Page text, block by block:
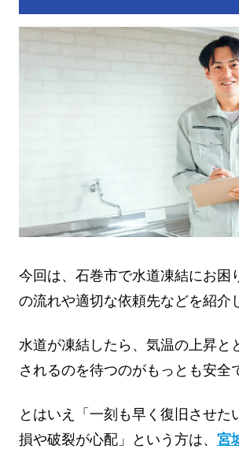
今回は、石巻市で水道凍結にお困
の流れや適切な依頼先などを紹介
水道が凍結したら、気温の上昇と
されるのを待つのがもっとも安全
とはいえ「一刻も早く復旧させた
損や破裂が心配」という方は、 宮